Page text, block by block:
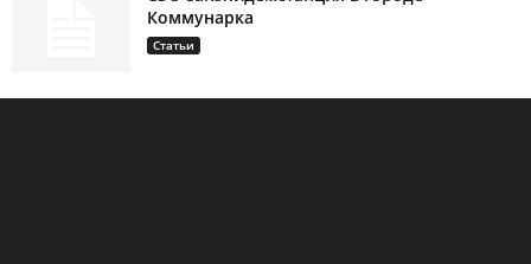
Коммунарка
Статьи